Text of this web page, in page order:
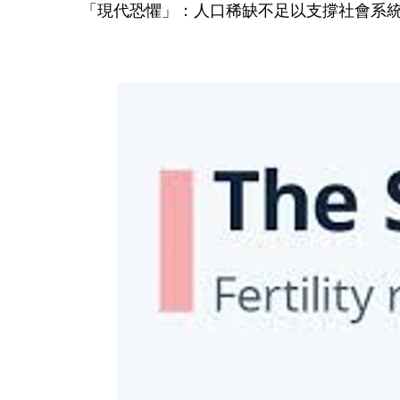
「現代恐懼」：人口稀缺不足以支撐社會系